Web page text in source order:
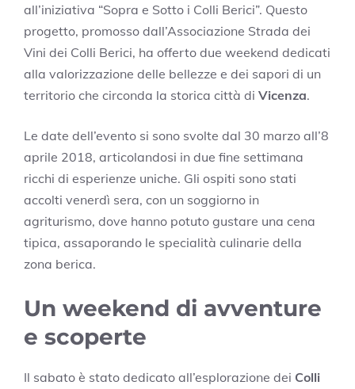
all’iniziativa “Sopra e Sotto i Colli Berici”. Questo
progetto, promosso dall’Associazione Strada dei
Vini dei Colli Berici, ha offerto due weekend dedicati
alla valorizzazione delle bellezze e dei sapori di un
territorio che circonda la storica città di Vicenza.
Le date dell’evento si sono svolte dal 30 marzo all’8
aprile 2018, articolandosi in due fine settimana
ricchi di esperienze uniche. Gli ospiti sono stati
accolti venerdì sera, con un soggiorno in
agriturismo, dove hanno potuto gustare una cena
tipica, assaporando le specialità culinarie della
zona berica.
Un weekend di avventure
e scoperte
Il sabato è stato dedicato all’esplorazione dei Colli